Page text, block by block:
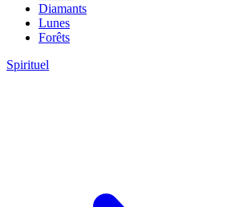
Diamants
Lunes
Forêts
Spirituel